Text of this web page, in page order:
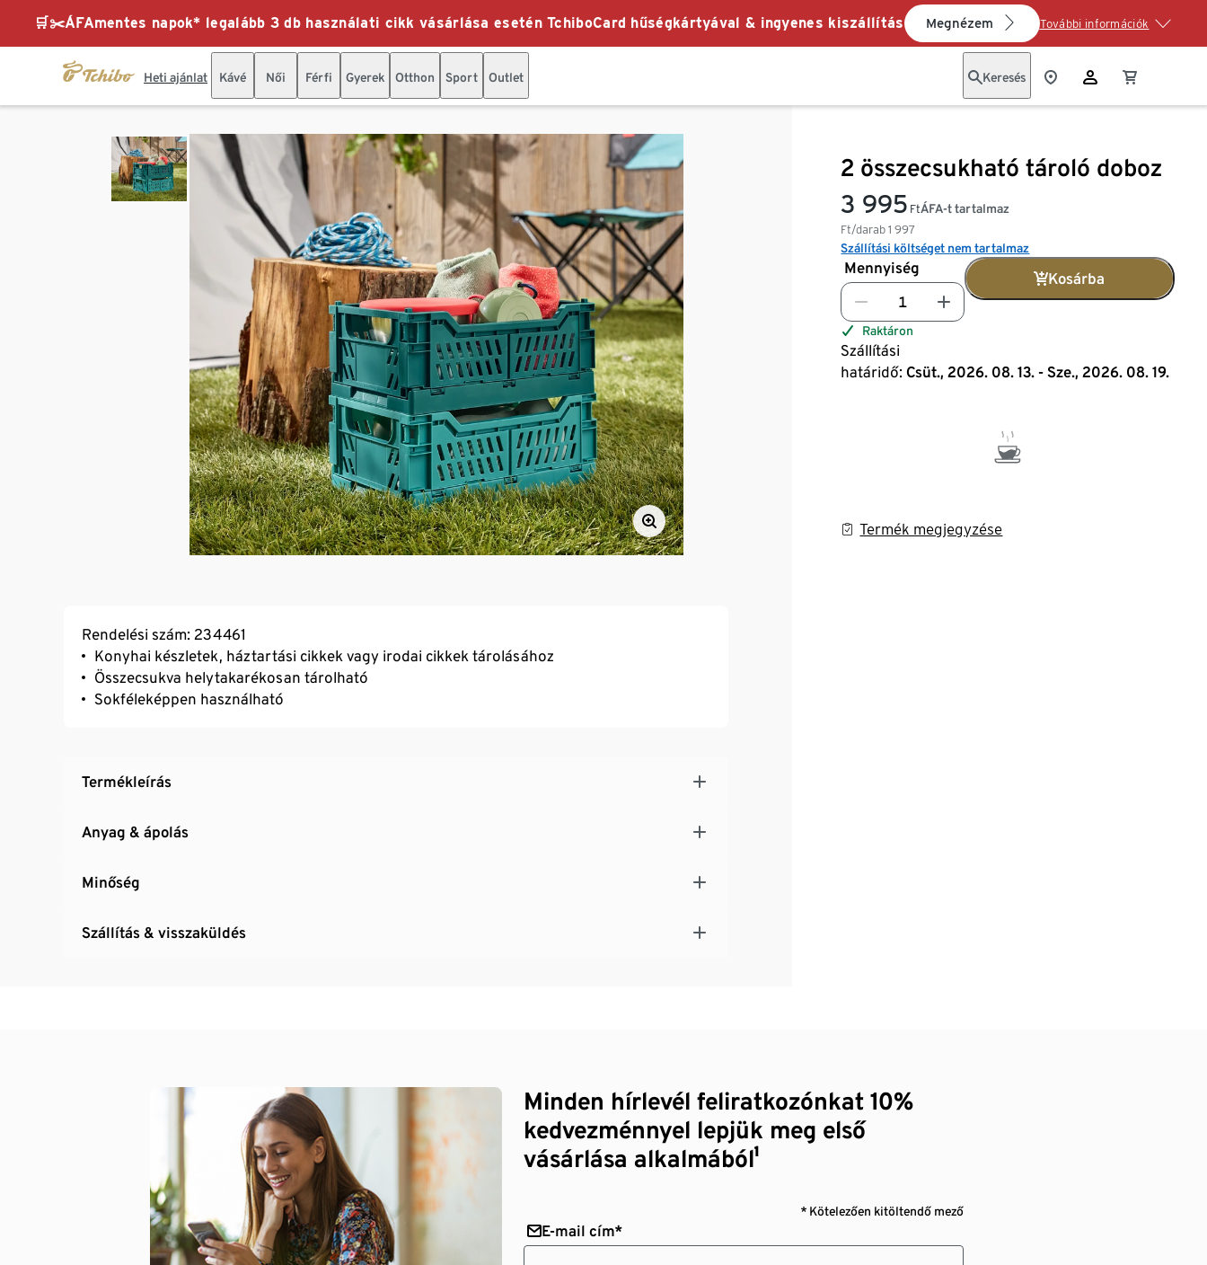
🛒✂️ÁFAmentes napok* legalább 3 db használati cikk vásárlása esetén TchiboCard hűségkártyával & ingyenes kiszállítás Megnézem További információk
Heti ajánlat Kávé Női Férfi Gyerek Otthon Sport Outlet Keresés
2 összecsukható tároló doboz
3 995 Ft
Ft/darab1 997
ÁFA-t tartalmaz
Szállítási költséget nem tartalmaz
Mennyiség
Kosárba
Raktáron
Szállítási
határidő: Csüt., 2026. 08. 13. - Sze., 2026. 08. 19.
Termék megjegyzése
Rendelési szám: 234461
Konyhai készletek, háztartási cikkek vagy irodai cikkek tárolásához
Összecsukva helytakarékosan tárolható
Sokféleképpen használható
Termékleírás
Anyag & ápolás
Minőség
Szállítás & visszaküldés
Minden hírlevél feliratkozónkat 10%
kedvezménnyel lepjük meg első
vásárlása alkalmából¹
* Kötelezően kitöltendő mező
E-mail cím*